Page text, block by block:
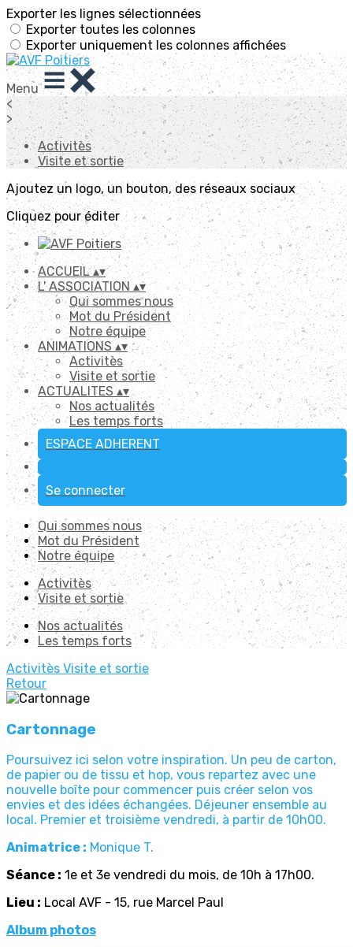
Exporter les lignes sélectionnées
Exporter toutes les colonnes
Exporter uniquement les colonnes affichées
Menu
<
>
Activitès
Visite et sortie
Ajoutez un logo, un bouton, des réseaux sociaux
Cliquez pour éditer
ACCUEIL▴▾
L' ASSOCIATION▴▾
Qui sommes nous
Mot du Président
Notre équipe
ANIMATIONS▴▾
Activitès
Visite et sortie
ACTUALITES ▴▾
Nos actualités
Les temps forts
ESPACE ADHERENT
Se connecter
Qui sommes nous
Mot du Président
Notre équipe
Activitès
Visite et sortie
Nos actualités
Les temps forts
Activitès Visite et sortie
Retour
Cartonnage
Poursuivez ici selon votre inspiration. Un peu de carton,
de papier ou de tissu et hop, vous repartez avec une
nouvelle boîte pour commencer puis créer selon vos
envies et des idées échangées. Déjeuner ensemble au
local. Premier et troisième vendredi, à partir de 10h00.
Animatrice : Monique T.
Séance : 1e et 3e vendredi du mois, de 10h à 17h00.
Lieu : Local AVF - 15, rue Marcel Paul
Album photos